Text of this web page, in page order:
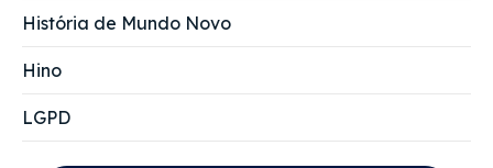
História de Mundo Novo
Hino
LGPD